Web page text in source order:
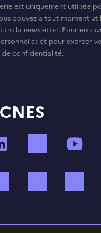
est uniquement utilisée
pouvez à tout moment
la newsletter. Pour en
et pour exercer
confidentialité.
TikTok